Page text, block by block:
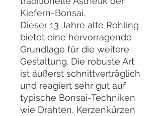
Kiefern-Bonsai.
Dieser 13 Jahre alte Rohling
bietet eine hervorragende
Grundlage für die weitere
Gestaltung. Die robuste Art
ist äußerst schnittverträglich
und reagiert sehr gut auf
typische Bonsai-Techniken
wie Drahten, Kerzenkürzen